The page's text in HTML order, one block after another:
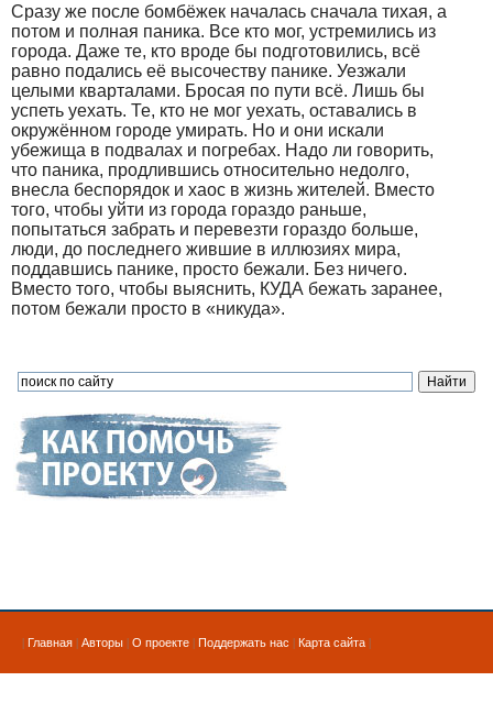
Сразу же после бомбёжек началась сначала тихая, а
потом и полная паника. Все кто мог, устремились из
города. Даже те, кто вроде бы подготовились, всё
равно подались её высочеству панике. Уезжали
целыми кварталами. Бросая по пути всё. Лишь бы
успеть уехать. Те, кто не мог уехать, оставались в
окружённом городе умирать. Но и они искали
убежища в подвалах и погребах. Надо ли говорить,
что паника, продлившись относительно недолго,
внесла беспорядок и хаос в жизнь жителей. Вместо
того, чтобы уйти из города гораздо раньше,
попытаться забрать и перевезти гораздо больше,
люди, до последнего жившие в иллюзиях мира,
поддавшись панике, просто бежали. Без ничего.
Вместо того, чтобы выяснить, КУДА бежать заранее,
потом бежали просто в «никуда».
| Главная | Авторы | О проекте | Поддержать нас | Карта сайта |